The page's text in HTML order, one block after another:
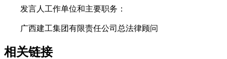
发言人工作单位和主要职务：
广西建工集团有限责任公司总法律顾问
相关链接